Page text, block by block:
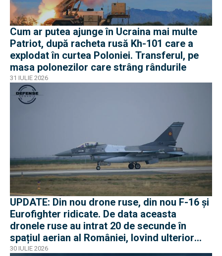
Cum ar putea ajunge în Ucraina mai multe
Patriot, după racheta rusă Kh-101 care a
explodat în curtea Poloniei. Transferul, pe
masa polonezilor care strâng rândurile
31 IULIE 2026
UPDATE: Din nou drone ruse, din nou F-16 și
Eurofighter ridicate. De data aceasta
dronele ruse au intrat 20 de secunde în
spațiul aerian al României, lovind ulterior
Ucraina
30 IULIE 2026